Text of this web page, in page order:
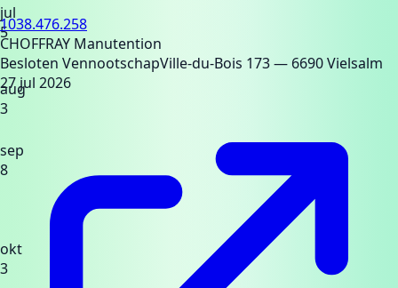
jul
5
aug
3
sep
8
okt
3
1038.476.258
CHOFFRAY Manutention
Besloten VennootschapVille-du-Bois 173— 6690 Vielsalm
27 jul 2026